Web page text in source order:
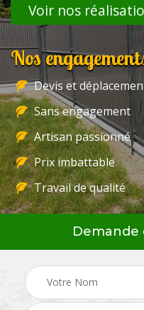
Voir nos
Nos
Devis et
Sans engagement
Artisan passionné
Prix imbattable
Travail de qualité
Demande